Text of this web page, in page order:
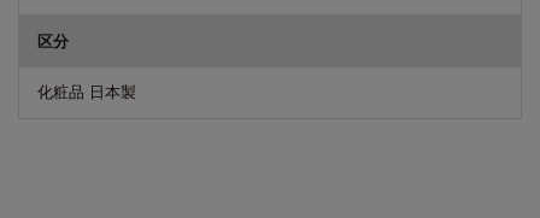
区分
化粧品 日本製